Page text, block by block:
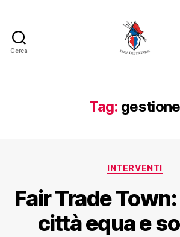
Cerca
Tag: gestione
INTERVENTI
Fair Trade
città equa e